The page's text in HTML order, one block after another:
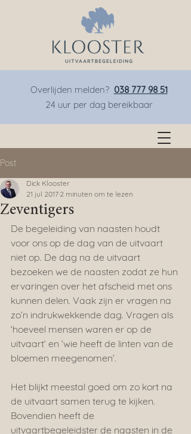
Overlijden melden? 038 777 98 51
24 uur per dag bereikbaar
Post
Zeventigers
Dick Klooster
21 jul 2017 2 minuten om te lezen
De begeleiding van naasten houdt
voor ons op de dag van de uitvaart
niet op. De dag na de uitvaart
bezoeken we de naasten zodat ze hun
ervaringen over het afscheid met ons
kunnen delen. Vaak zijn er vragen na
zo’n indrukwekkende dag. Vragen als
‘hoeveel mensen waren er op de
uitvaart‘ en ‘wie heeft de linten van de
bloemen meegenomen’.
Het blijkt meestal goed om zo kort na
de uitvaart samen terug te kijken.
Bovendien heeft de
uitvaartbegeleidster de naasten in de